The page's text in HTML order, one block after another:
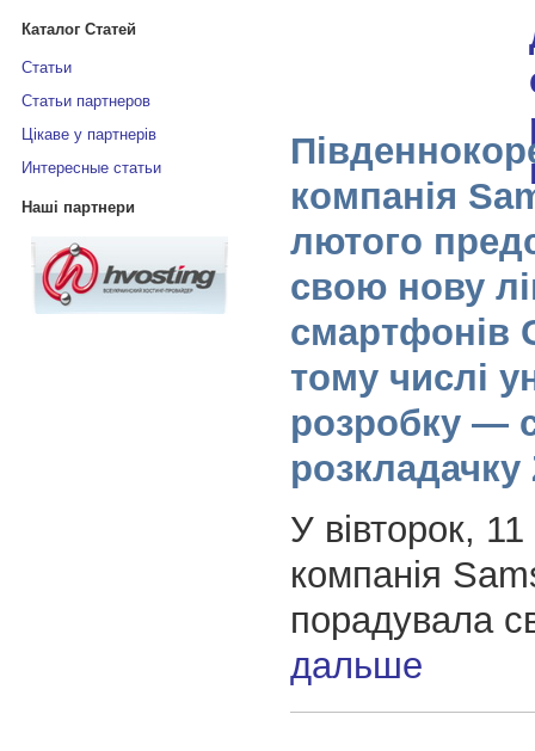
Каталог Статей
Статьи
Статьи партнеров
Цікаве у партнерів
Интересные статьи
Наші партнери
компанія
лютого
свою нову
смартфонів
тому числі
розробку —
У вівторок,
компанія
порадувала
дальше